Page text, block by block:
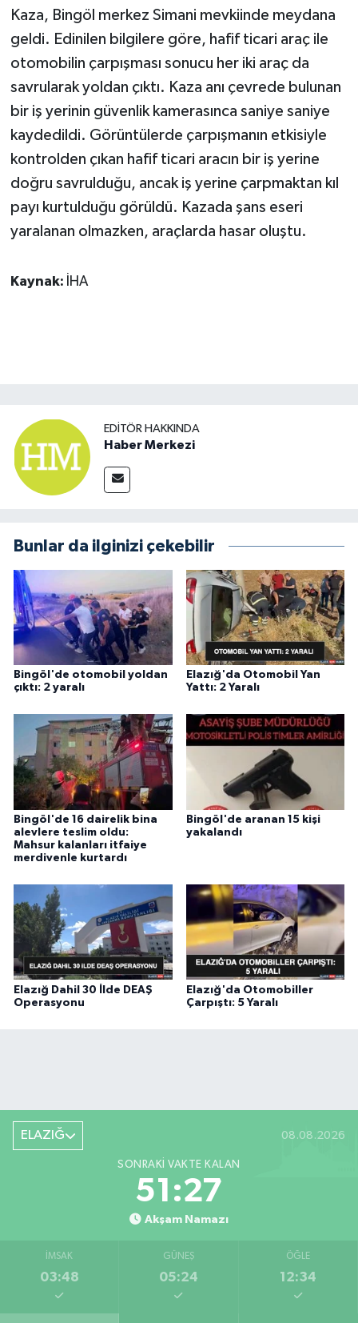
Kaza, Bingöl merkez Simani mevkiinde meydana
geldi. Edinilen bilgilere göre, hafif ticari araç ile
otomobilin çarpışması sonucu her iki araç da
savrularak yoldan çıktı. Kaza anı çevrede bulunan
bir iş yerinin güvenlik kamerasınca saniye saniye
kaydedildi. Görüntülerde çarpışmanın etkisiyle
kontrolden çıkan hafif ticari aracın bir iş yerine
doğru savrulduğu, ancak iş yerine çarpmaktan kıl
payı kurtulduğu görüldü. Kazada şans eseri
yaralanan olmazken, araçlarda hasar oluştu.
Kaynak: İHA
EDITÖR HAKKINDA
Haber Merkezi
Bunlar da ilginizi çekebilir
Bingöl'de otomobil yoldan
çıktı: 2 yaralı
Elazığ'da Otomobil Yan
Yattı: 2 Yaralı
Bingöl'de 16 dairelik bina
alevlere teslim oldu:
Mahsur kalanları itfaiye
merdivenle kurtardı
Bingöl'de aranan 15 kişi
yakalandı
Elazığ Dahil 30 İlde DEAŞ
Operasyonu
Elazığ'da Otomobiller
Çarpıştı: 5 Yaralı
ELAZIĞ 08.08.2026
SONRAKI VAKTE KALAN
51:26
Akşam Namazı
İMSAK
03:48
GÜNEŞ
05:24
ÖĞLE
12:34
YAŞAM